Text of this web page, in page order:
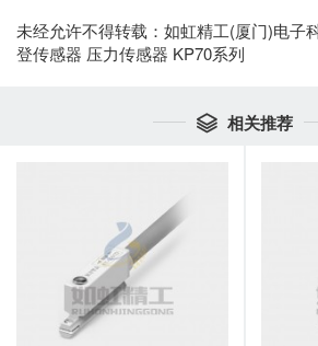
未经允许不得转载： 如虹精工(厦门)电子
登传感器 压力传感器 KP70系列
 相关推荐